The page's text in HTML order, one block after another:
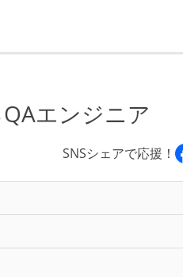
エンジニア
SNSシェアで応援！